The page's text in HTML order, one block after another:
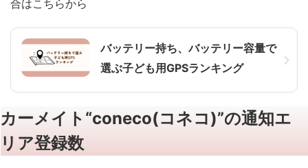
合はこちらから
バッテリー持ち、バッテリー容量で
選ぶ子ども用GPSランキング
カーメイト“coneco(コネコ)”の通知エ
リア登録数